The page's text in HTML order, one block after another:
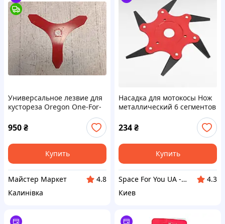
Универсальное лезвие для
кустореза Oregon One-For-
All 295498-0 с 3 зубцами для
кусторезов Husqvarna,
Echo, Stihl и других брендов
950₴
Купить
Майстер Маркет
4.8
Калинівка
Насадка для мотокосы Нож
металлический 6 сегментов
234₴
Купить
Space For You UA - STORE
4.3
Киев